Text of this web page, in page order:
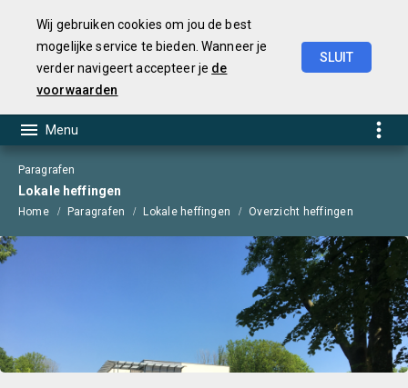
Wij gebruiken cookies om jou de best
mogelijke service te bieden. Wanneer je
verder navigeert accepteer je de
voorwaarden
SLUIT
Paragrafen
Lokale heffingen
Home Paragrafen Lokale heffingen Overzicht heffingen